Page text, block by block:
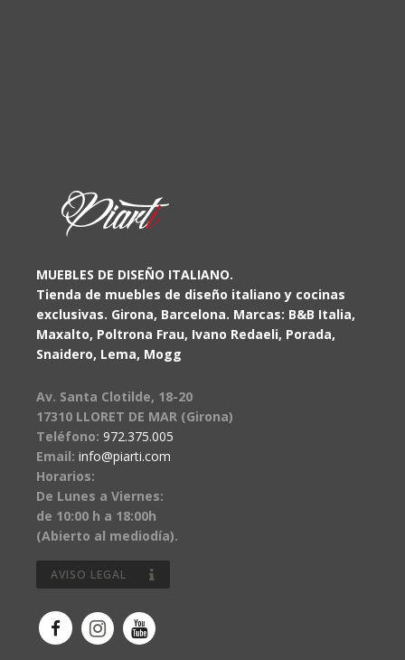
MUEBLES DE DISEÑO ITALIANO.
Tienda de muebles de diseño italiano y cocinas
exclusivas. Girona, Barcelona. Marcas: B&B Italia,
Maxalto, Poltrona Frau, Ivano Redaeli, Porada,
Snaidero, Lema, Mogg
Av. Santa Clotilde, 18-20
17310 LLORET DE MAR (Girona)
Teléfono: 972.375.005
Email: info@piarti.com
Horarios:
De Lunes a Viernes:
de 10:00 h a 18:00h
(Abierto al mediodía).
AVISO LEGAL